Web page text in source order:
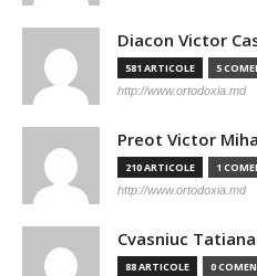
Diacon Victor
581 ARTICOLE 5
http://www.ortodoxia.md
Preot Victor
210 ARTICOLE 1
http://www.ortodoxia.md
Cvasniuc Tatiana
88 ARTICOLE 0